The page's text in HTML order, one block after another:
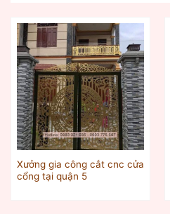
Xưởng gia công cắt cnc cửa
cổng tại quận 5